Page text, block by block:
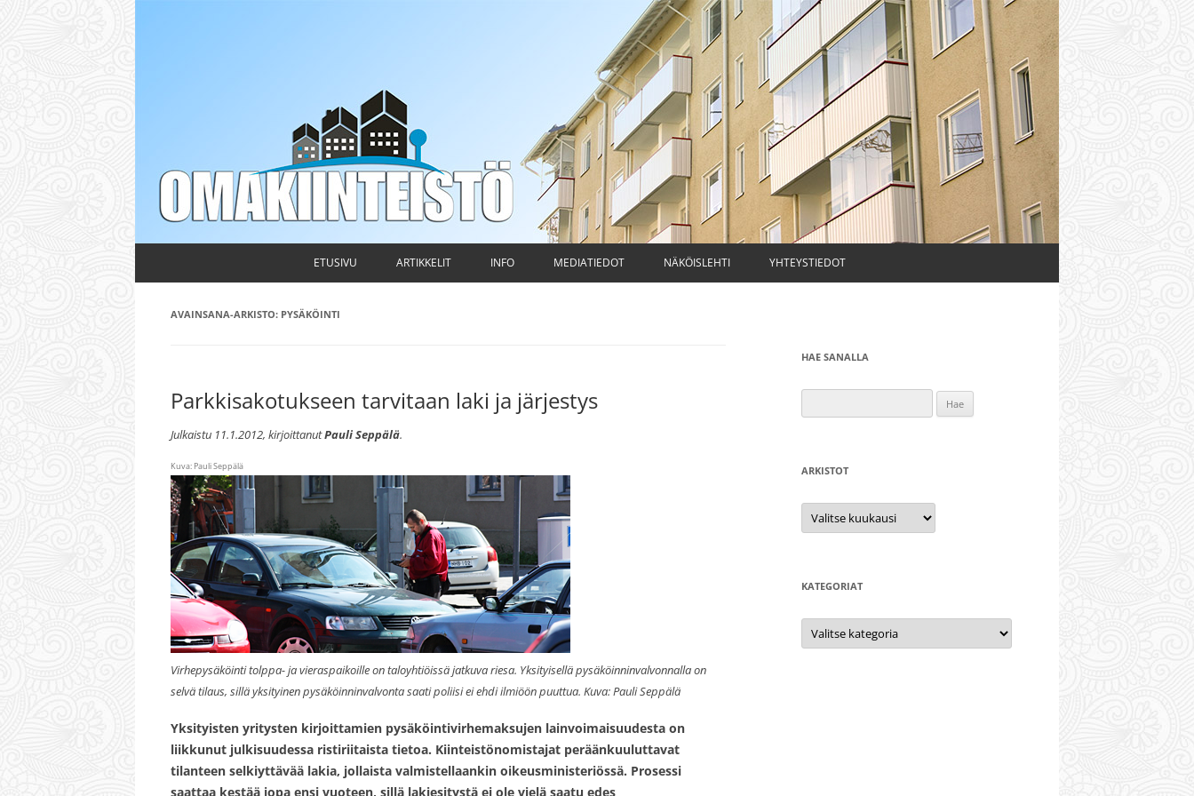
Siirry
sisältöön
ETUSIVU ARTIKKELIT INFO MEDIATIEDOT NÄKÖISLEHTI YHTEYSTIEDOT
AVAINSANA-ARKISTO: PYSÄKÖINTI
Parkkisakotukseen tarvitaan laki ja järjestys
Julkaistu 11.1.2012, kirjoittanutPauli Seppälä.
Kuva: Pauli Seppälä
Virhepysäköinti tolppa- ja vieraspaikoille on taloyhtiöissä jatkuva riesa. Yksityisellä pysäköinninvalvonnalla on
selvä tilaus, sillä yksityinen pysäköinninvalvonta saati poliisi ei ehdi ilmiöön puuttua. Kuva: Pauli Seppälä
Yksityisten yritysten kirjoittamien pysäköintivirhemaksujen lainvoimaisuudesta on
liikkunut julkisuudessa ristiriitaista tietoa. Kiinteistönomistajat peräänkuuluttavat
tilanteen selkiyttävää lakia, jollaista valmistellaankin oikeusministeriössä. Prosessi
saattaa kestää jopa ensi vuoteen, sillä lakiesitystä ei ole vielä saatu edes
HAE SANALLA
ARKISTOT
Arkistot
KATEGORIAT
Kategoriat